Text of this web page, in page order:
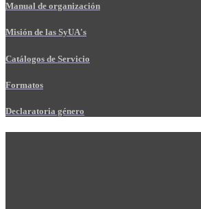
Manual de organización
Misión de las SyUA's
Catálogos de Servicio
Formatos
Declaratoria género